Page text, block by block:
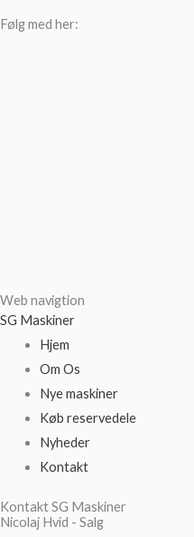
Følg med her:
Web navigtion
SG Maskiner
Hjem
Om Os
Nye maskiner
Køb reservedele
Nyheder
Kontakt
Kontakt SG Maskiner
Nicolaj Hvid - Salg